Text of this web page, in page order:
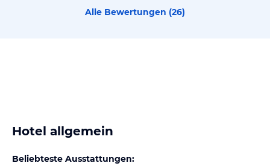
Alle Bewertungen (26)
Hotel allgemein
Beliebteste Ausstattungen: